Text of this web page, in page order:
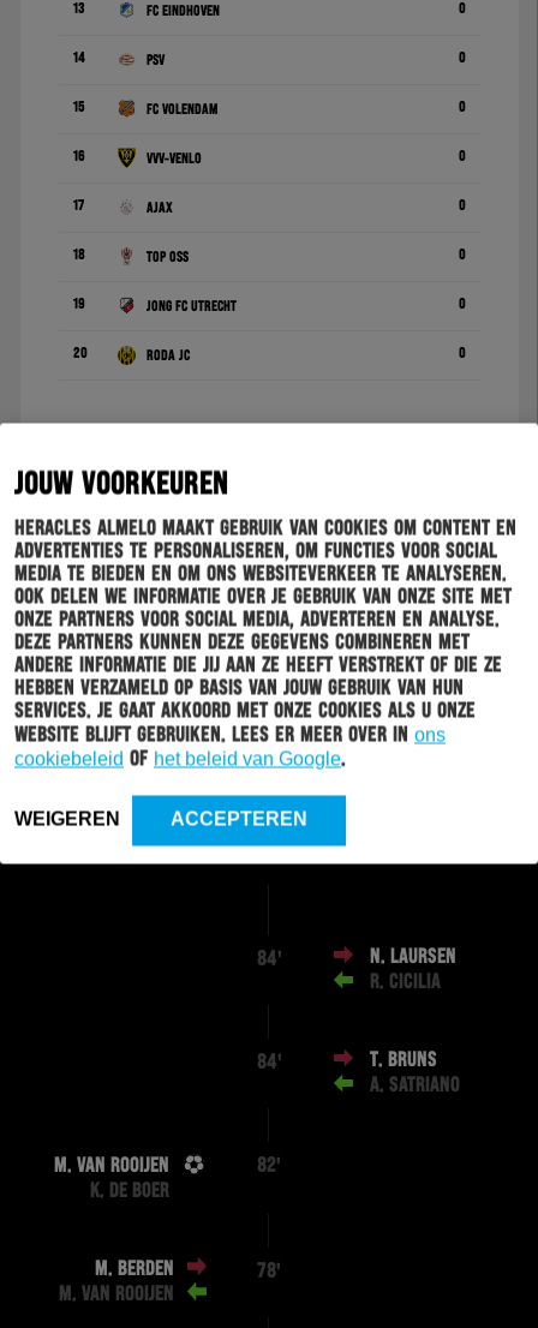
JOUW VOORKEUREN
Heracles Almelo maakt gebruik van cookies om content en
advertenties te personaliseren, om functies voor social
media te bieden en om ons websiteverkeer te analyseren.
Ook delen we informatie over je gebruik van onze site met
onze partners voor social media, adverteren en analyse.
Deze partners kunnen deze gegevens combineren met
andere informatie die jij aan ze heeft verstrekt of die ze
hebben verzameld op basis van jouw gebruik van hun
services. Je gaat akkoord met onze cookies als u onze
website blijft gebruiken. Lees er meer over in ons
cookiebeleid of het beleid van Google.
WEIGEREN ACCEPTEREN
13 FC Eindhoven 0
14 PSV 0
15 FC Volendam 0
16 VVV-Venlo 0
17 Ajax 0
18 TOP Oss 0
19 Jong FC Utrecht 0
20 Roda JC 0
3 - 1
OPSTELLINGEN HIGHLIGHTS
STATISTIEKEN
84'
N. LAURSEN
R. CICILIA
84'
T. BRUNS
A. SATRIANO
M. VAN ROOIJEN
K. DE BOER
82'
M. BERDEN
M. VAN ROOIJEN
78'